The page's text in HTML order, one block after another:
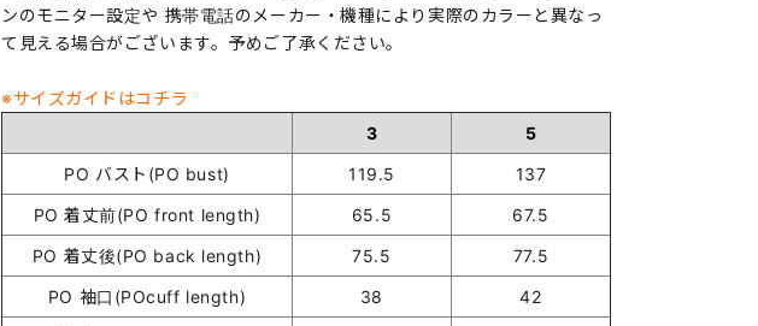
ンのモニター設定や 携帯電話のメーカー・機種により実際のカラーと異なっ
て見える場合がございます。予めご了承ください。
※サイズガイドはコチラ
3
5
PO バスト(PO bust)
119.5
137
PO 着丈前(PO front length)
65.5
67.5
PO 着丈後(PO back length)
75.5
77.5
PO 袖口(POcuff length)
38
42